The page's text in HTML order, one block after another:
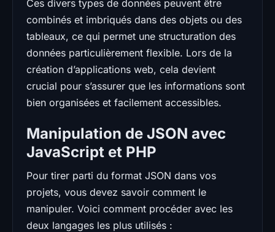
Ces divers types de données peuvent être
combinés et imbriqués dans des objets ou des
tableaux, ce qui permet une structuration des
données particulièrement flexible. Lors de la
création d’applications web, cela devient
crucial pour s’assurer que les informations sont
bien organisées et facilement accessibles.
Manipulation de JSON avec
JavaScript et PHP
Pour tirer parti du format JSON dans vos
projets, vous devez savoir comment le
manipuler. Voici comment procéder avec les
deux langages les plus utilisés :